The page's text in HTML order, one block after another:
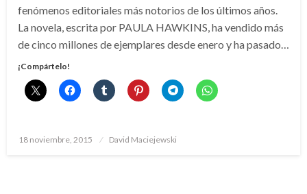
fenómenos editoriales más notorios de los últimos años.
La novela, escrita por PAULA HAWKINS, ha vendido más
de cinco millones de ejemplares desde enero y ha pasado…
¡Compártelo!
Publicado
18 noviembre, 2015 David Maciejewski